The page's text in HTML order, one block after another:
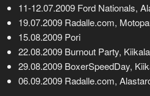
11-12.07.2009 Ford Nationals,
19.07.2009 Radalle.com,
15.08.2009 Pori
22.08.2009 Burnout Party, Kiikala
29.08.2009 BoxerSpeedDay,
06.09.2009 Radalle.com,